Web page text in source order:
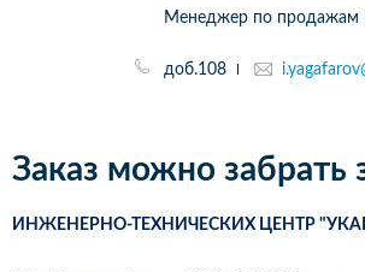
Менеджер по продажам
доб.108
Заказ можно забрать
ИНЖЕНЕРНО-ТЕХНИЧЕСКИХ ЦЕНТР